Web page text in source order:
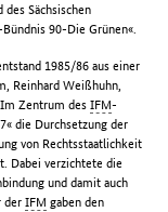
Sächsischen
90-Die Grünen«.
1985/86 aus einer
Reinhard Weißhuhn,
Im Zentrum desIFM-
die Durchsetzung der
von Rechtsstaatlichkeit
Dabei verzichtete die
und damit auch
derIFM gaben den